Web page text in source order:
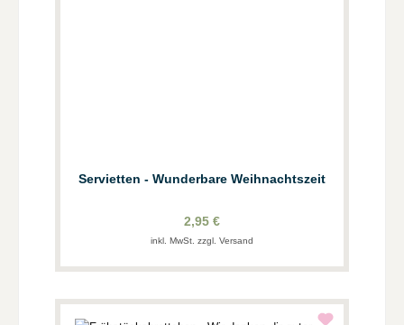
Servietten - Wunderbare Weihnachtszeit
2,95 €
inkl. MwSt. zzgl. Versand